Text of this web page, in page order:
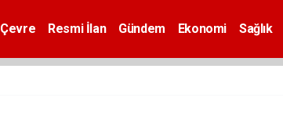
Çevre Resmi İlan Gündem Ekonomi Sağlık